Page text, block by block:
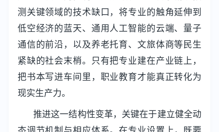
测关键领域的技术缺口，将专业的触角延伸到
低空经济的蓝天、通用人工智能的云端、量子
通信的前沿，以及养老托育、文旅体商等民生
紧缺的社会末梢。只有把专业建在产业链上，
把书本写进车间里，职业教育才能真正转化为
现实生产力。
推进这一结构性变革，关键在于建立健全动